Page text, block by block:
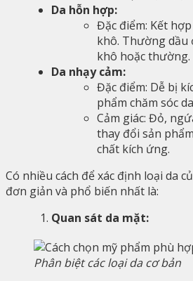
Da hỗn hợp:
Đặc điểm: Kết
khô. Thường dầu
khô hoặc thường.
Da nhạy cảm:
Đặc điểm: Dễ bị
phẩm chăm sóc
Cảm giác: Đỏ,
thay đổi sản
chất kích ứng.
Có nhiều cách để xác định loại da
đơn giản và phổ biến nhất là:
Quan sát da mặt:
Phân biệt các loại da cơ bản